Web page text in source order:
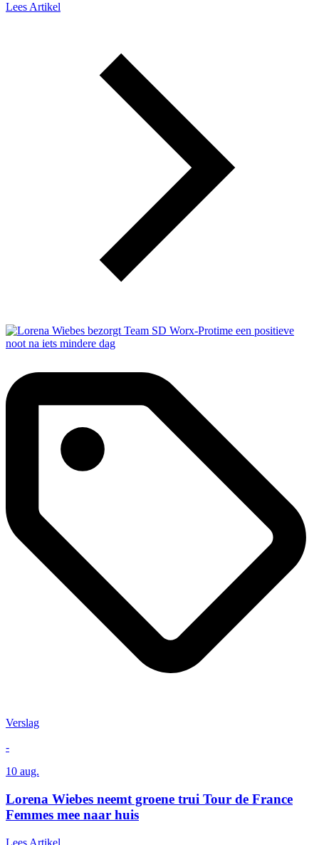
Lees Artikel
Verslag
-
10 aug.
Lorena Wiebes neemt groene trui Tour de France
Femmes mee naar huis
Lees Artikel